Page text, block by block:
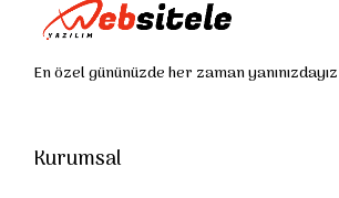
En özel gününüzde her zaman yanınızdayız
Kurumsal